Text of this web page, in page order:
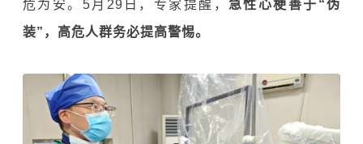
危为安。5月29日，专家提醒， 急性心梗善于“伪
装”，高危人群务必提高警惕。